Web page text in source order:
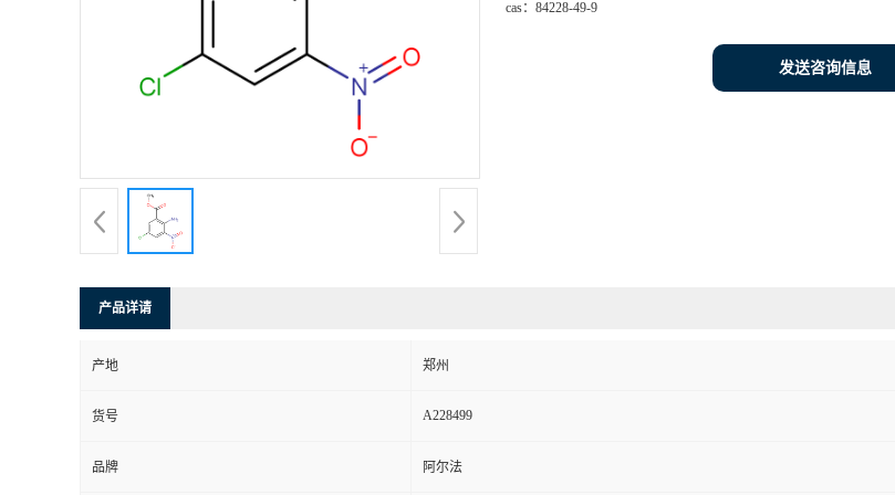
cas： 84228-49-9
发送咨询信息
产品详请
产地 郑州
货号 A228499
品牌 阿尔法